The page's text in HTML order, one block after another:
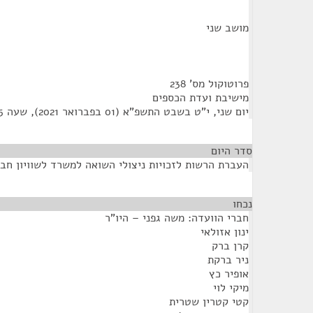
מושב שני
פרוטוקול מס' 238
מישיבת ועדת הכספים
יום שני, י"ט בשבט התשפ"א (01 בפברואר 2021), שעה 11:55
סדר היום
העברת הרשות לזכויות ניצולי השואה למשרד לשוויון
נכחו
חברי הוועדה: משה גפני – היו"ר
ינון אזולאי
קרן ברק
ניר ברקת
אופיר כץ
מיקי לוי
קטי קטרין שטרית